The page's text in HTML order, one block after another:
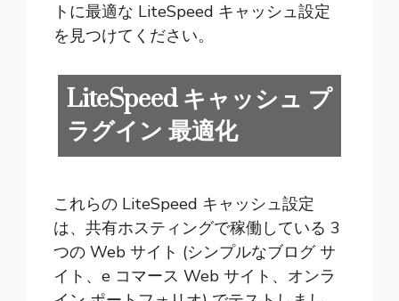
トに最適な LiteSpeed キャッシュ設定
を見つけてください。
LiteSpeed キャッシュ プ
ラグイン 最適化
これらの LiteSpeed キャッシュ設定
は、共有ホスティングで稼働している 3
つの Web サイト (シンプルなブログ サ
イト、e コマース Web サイト、オンラ